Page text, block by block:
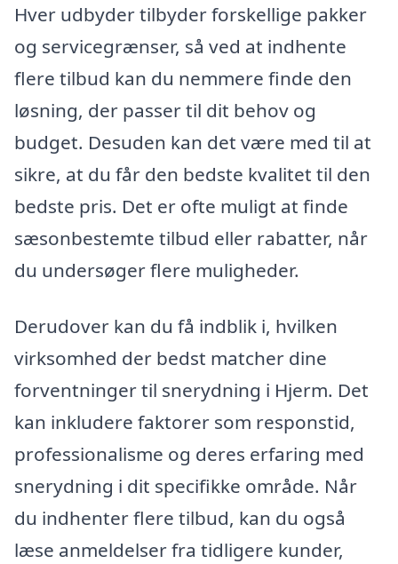
Hver udbyder tilbyder forskellige pakker
og servicegrænser, så ved at indhente
flere tilbud kan du nemmere finde den
løsning, der passer til dit behov og
budget. Desuden kan det være med til at
sikre, at du får den bedste kvalitet til den
bedste pris. Det er ofte muligt at finde
sæsonbestemte tilbud eller rabatter, når
du undersøger flere muligheder.
Derudover kan du få indblik i, hvilken
virksomhed der bedst matcher dine
forventninger til snerydning i Hjerm. Det
kan inkludere faktorer som responstid,
professionalisme og deres erfaring med
snerydning i dit specifikke område. Når
du indhenter flere tilbud, kan du også
læse anmeldelser fra tidligere kunder,